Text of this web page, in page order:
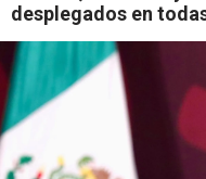
desplegados en